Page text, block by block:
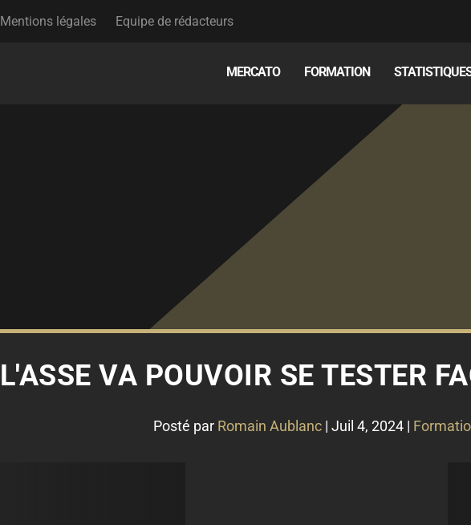
Mentions légales Equipe de rédacteurs
MERCATO FORMATION
L'ASSE VA POUVOIR SE TESTER
Posté par Romain Aublanc | Juil 4, 2024 |